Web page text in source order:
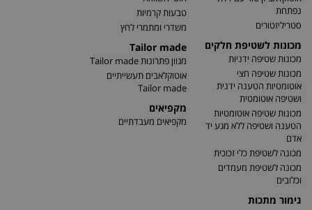
נפתחת
סטריליזטורים
מכונות לשטיפת חלקים
מכונות שטיפה ידניות
מכונות שטיפה חצי
אוטומטיות הטענה ידנית
ושטיפה אוטומטית
מכונות שטיפה אוטומטיות
הטענה ושטיפה ללא מגע יד
אדם
מכונה לשטיפת כלי זכוכית
מכונה לשטיפת מעמדים
וכלובים
גימור מתכות
טבעות קרמיות
משדרי ומתמרי לחץ
Tailor made
מגוון פתרונות Tailor made
אוטוקלאבים תעשייתיים
Tailor made
מקפיאים
מקפיאים מעבדתיים